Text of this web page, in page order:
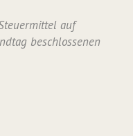
auf
beschlossenen